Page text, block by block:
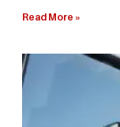
Read More »